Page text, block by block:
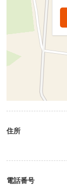
住所
電話番号